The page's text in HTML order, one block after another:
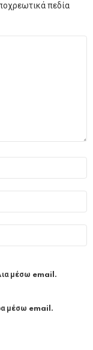
πεδία
μέσω email.
μέσω email.